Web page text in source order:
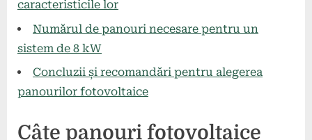
caracteristicile lor
Numărul de panouri necesare pentru un
sistem de 8 kW
Concluzii și recomandări pentru alegerea
panourilor fotovoltaice
Câte panouri fotovoltaice